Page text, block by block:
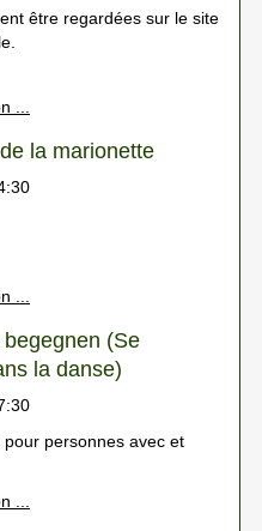
être regardées sur le site
...
la marionette
...
(Se
la danse)
personnes avec et
...